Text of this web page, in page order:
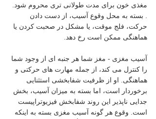
مغذی خون برای مدت طولانی تری محروم شود.
. بسته به محل وقوع آسیب، از دست دادن
حرکت، فلج موقت، یا مشکل در صحبت کردن یا
هماهنگی ممکن است رخ دهد.
آسیب مغزی - مغز شما هر جنبه ای از وجود شما
را کنترل می کند، از جمله مهارت های حرکتی و
هماهنگی. او از ظرفیت شفابخشی استثنایی
برخوردار است، اما بسته به میزان آسیب، بخش
جدایی ناپذیر این روند شفابخش فیزیوتراپیست
است. وقوع هر گونه آسیب مغزی بسته به اینکه